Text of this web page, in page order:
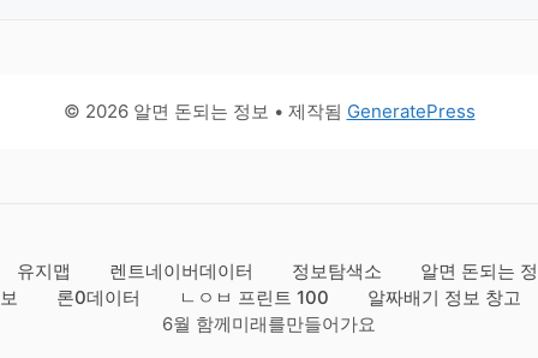
© 2026 알면 돈되는 정보 • 제작됨 GeneratePress
유지맵 렌트네이버데이터 정보탐색소
알면 돈되는 정
보
론0데이터 ㄴㅇㅂ 프린트 100
알짜배기 정보 창고
6월 함께미래를만들어가요